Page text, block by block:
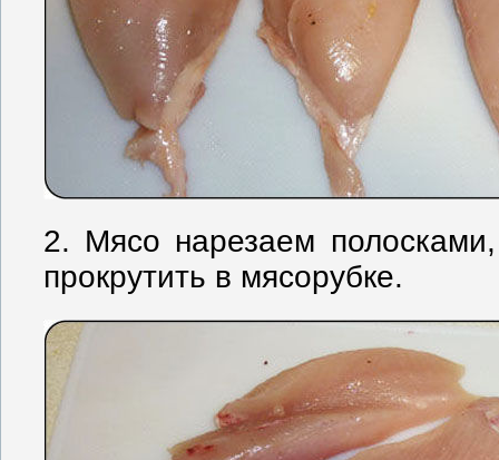
2. Мясо нарезаем
прокрутить в мясорубке.